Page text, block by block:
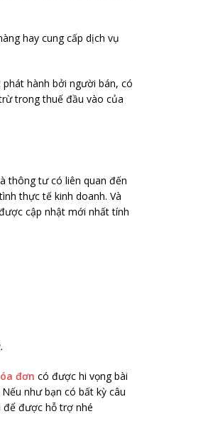
hay cung cấp dịch vụ
hành bởi người bán, có
trong thuế đầu vào của
thông tư có liên quan đến
thực tế kinh doanh. Và
cập nhật mới nhất tính
đơn có được hi vọng bài
như bạn có bất kỳ câu
được hỗ trợ nhé